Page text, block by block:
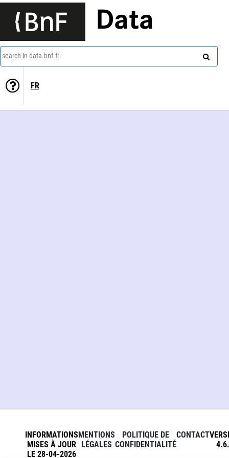
Data
search in data.bnf.fr
FR
INFORMATIONS
MISES À JOUR
LE 28-04-2026
MENTIONS
LÉGALES
POLITIQUE DE
CONFIDENTIALITÉ
CONTACT